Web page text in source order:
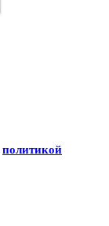
политикой